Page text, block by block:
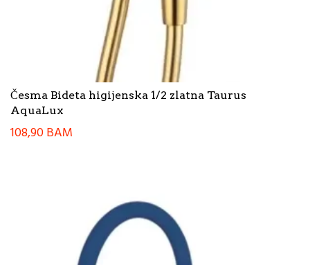
Česma Bideta higijenska 1/2 zlatna Taurus
AquaLux
108,90BAM